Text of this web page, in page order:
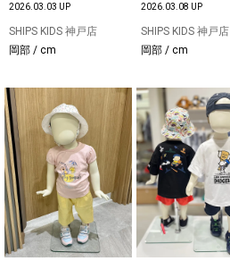
2026.03.03 UP
SHIPS KIDS 神戸店
岡部 / cm
2026.03.08 UP
SHIPS KIDS 神戸店
岡部 / cm